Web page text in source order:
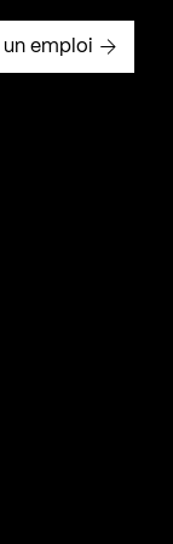
Kollectif
de Kollectif
de Kollectif
un emploi